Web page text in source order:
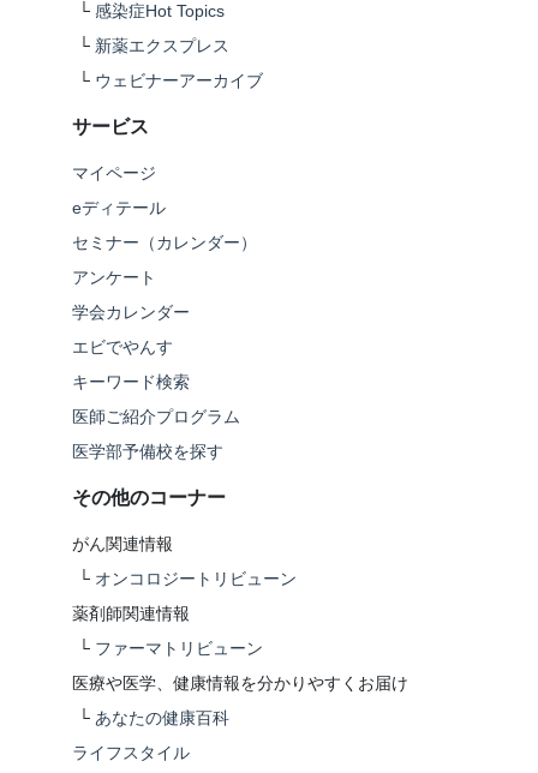
└ 感染症Hot Topics
└ 新薬エクスプレス
└ ウェビナーアーカイブ
サービス
マイページ
eディテール
セミナー（カレンダー）
アンケート
学会カレンダー
エビでやんす
キーワード検索
医師ご紹介プログラム
医学部予備校を探す
その他のコーナー
がん関連情報
└ オンコロジートリビューン
薬剤師関連情報
└ ファーマトリビューン
医療や医学、健康情報を分かりやすくお届け
└ あなたの健康百科
ライフスタイル